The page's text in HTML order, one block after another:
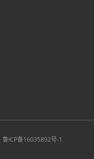
鲁ICP备16035892号-1